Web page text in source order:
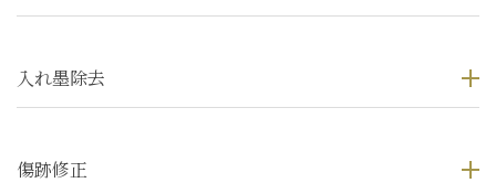
入れ墨除去
傷跡修正